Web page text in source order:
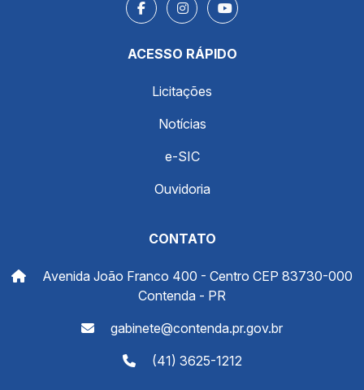
ACESSO RÁPIDO
Licitações
Notícias
e-SIC
Ouvidoria
CONTATO
Avenida João Franco 400 - Centro CEP 83730-000
Contenda - PR
gabinete@contenda.pr.gov.br
(41) 3625-1212